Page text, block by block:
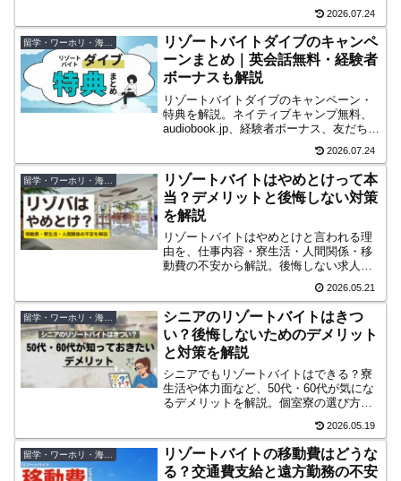
住前の“お試し移住”としてリゾートバイト
を活用する方法や注意点も紹介。
2026.07.24
留学・ワーホリ・海外移住
リゾートバイトダイブのキャンペ
ーンまとめ｜英会話無料・経験者
ボーナスも解説
リゾートバイトダイブのキャンペーン・
特典を解説。ネイティブキャンプ無料、
audiobook.jp、経験者ボーナス、友だち紹
確認したいポイントをまとめます。2026.07.24
リゾートバイトはやめとけって本
当？デメリットと後悔しない対策
を解説
リゾートバイトはやめとけと言われる理
由を、仕事内容・寮生活・人間関係・移
動費の不安から解説。後悔しない求人選
びのポイントや、派遣会社のサポート・
特典を活用する対策も紹介します。2026.05.21
シニアのリゾートバイトはきつ
い？後悔しないためのデメリット
と対策を解説
シニアでもリゾートバイトはできる？寮
生活や体力面など、50代・60代が気にな
るデメリットを解説。個室寮の選び方や
2026.05.19
リゾートバイトの移動費はどうな
る？交通費支給と遠方勤務の不安